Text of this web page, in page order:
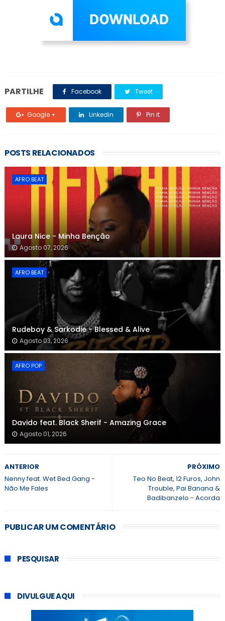
PARTILHE Facebook Tweet
Google + Linkedin Pin it
POSTS RELACIONADOS
AFRO BEAT
Laura Nice - Minha Benção
Agosto 07, 2026
AFRO BEAT
Rudeboy & Sarkodie - Blessed & Alive
Agosto 03, 2026
AFRO POP
Davido feat. Black Sherif - Amazing Grace
Agosto 01, 2026
PRÓXIMO
Teo No Beat, 12 Furos, John
Trouble, Pai Banana &
Badibanzelo - Acorda
ANTERIOR
Nenny feat. Wet Bed Gang -
Não Me Fales
PUBLICAR UM COMENTÁRIO
PESQUISAR
DIVULGUE AQUI